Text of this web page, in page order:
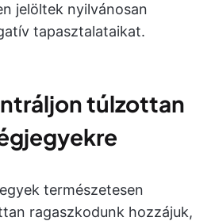
jelöltek nyilvánosan
tapasztalataikat.
túlzottan
természetesen
ragaszkodunk hozzájuk,